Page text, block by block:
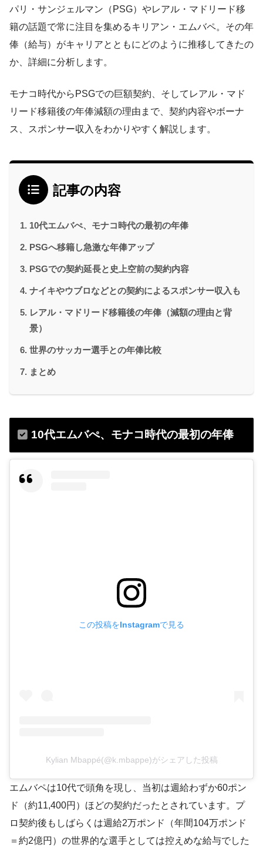
パリ・サンジェルマン（PSG）やレアル・マドリード移
籍の話題で常に注目を集めるキリアン・エムバペ。その年
俸（給与）がキャリアとともにどのように推移してきたの
か、詳細に分析します。
モナコ時代からPSGでの巨額契約、そしてレアル・マド
リード移籍後の年俸減額の理由まで、契約内容やボーナ
ス、スポンサー収入をわかりやすく解説します。
記事の内容
10代エムバぺ、モナコ時代の最初の年俸
PSGへ移籍し急激な年俸アップ
PSGでの契約延長と史上空前の契約内容
ナイキやウブロなどとの契約によるスポンサー収入も
レアル・マドリード移籍後の年俸（減額の理由と背
景）
世界のサッカー選手との年俸比較
まとめ
10代エムバぺ、モナコ時代の最初の年俸
この投稿をInstagramで見る
Kylian Mbappé(@k.mbappe)がシェアした投稿
エムバペは10代で頭角を現し、当初は週給わずか60ポン
ド（約11,400円）ほどの契約だったとされています​。プ
ロ契約後もしばらくは週給2万ポンド（年間104万ポンド
＝約2億円）の世界的な選手としては控えめな給与でした​